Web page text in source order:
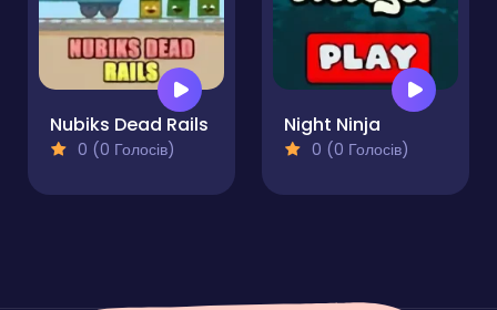
Nubiks Dead Rails
0 (0 Голосів)
Night Ninja
0 (0 Голосів)